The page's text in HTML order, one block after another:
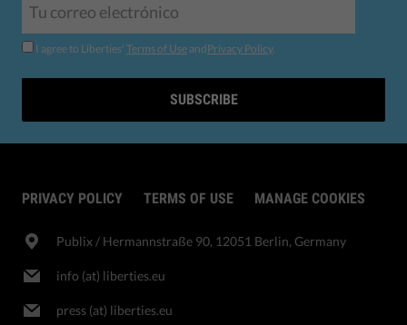
I agree to Liberties' Terms of Use andPrivacy Policy.
SUBSCRIBE
PRIVACY POLICY TERMS OF USE MANAGE COOKIES
Publix​ / Hermannstraße 90, 12051 Berlin, Germany
info (at) liberties.eu
press (at) liberties.eu